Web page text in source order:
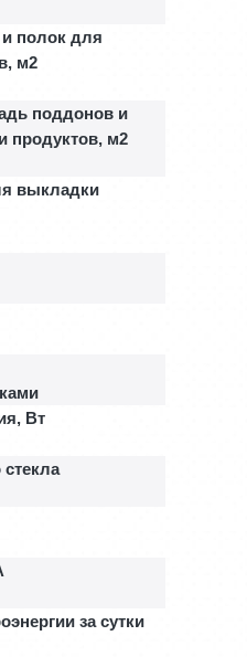
полок для
м2
поддонов и
продуктов, м2
выкладки
Вт
за сутки